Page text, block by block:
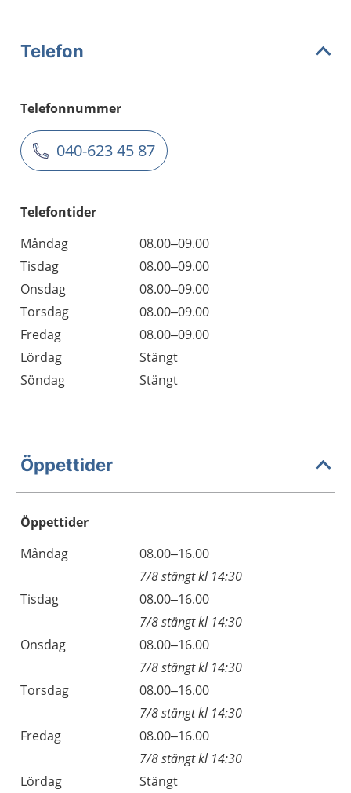
Telefon
Telefonnummer
040-623 45 87
Telefontider
Måndag
08.00–09.00
Tisdag
08.00–09.00
Onsdag
08.00–09.00
Torsdag
08.00–09.00
Fredag
08.00–09.00
Lördag
Stängt
Söndag
Stängt
Öppettider
Öppettider
Dag
Öppettider
Kommentarer
Måndag
08.00–16.00
7/8 stängt kl 14:30
Tisdag
08.00–16.00
7/8 stängt kl 14:30
Onsdag
08.00–16.00
7/8 stängt kl 14:30
Torsdag
08.00–16.00
7/8 stängt kl 14:30
Fredag
08.00–16.00
7/8 stängt kl 14:30
Lördag
Stängt